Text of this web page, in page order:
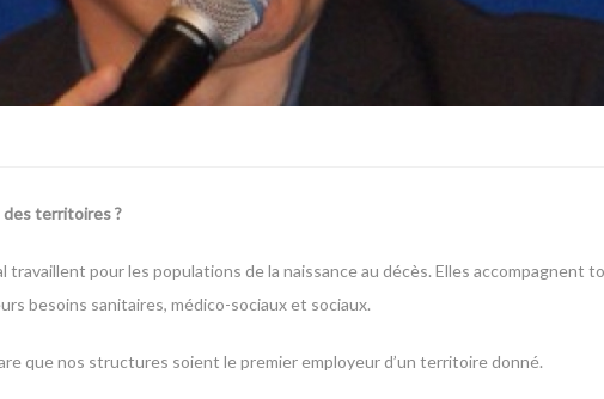
des territoires ?
travaillent pour les populations de la naissance au décès. Elles accompagnent
besoins sanitaires, médico-sociaux et sociaux.
que nos structures soient le premier employeur d’un territoire donné.